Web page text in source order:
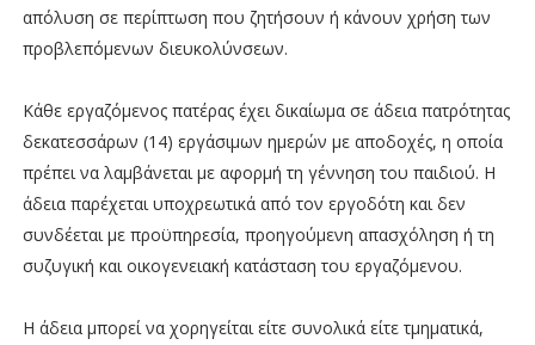
απόλυση σε περίπτωση που ζητήσουν ή κάνουν χρήση των
προβλεπόμενων διευκολύνσεων.
Κάθε εργαζόμενος πατέρας έχει δικαίωμα σε άδεια πατρότητας
δεκατεσσάρων (14) εργάσιμων ημερών με αποδοχές, η οποία
πρέπει να λαμβάνεται με αφορμή τη γέννηση του παιδιού. Η
άδεια παρέχεται υποχρεωτικά από τον εργοδότη και δεν
συνδέεται με προϋπηρεσία, προηγούμενη απασχόληση ή τη
συζυγική και οικογενειακή κατάσταση του εργαζόμενου.
Η άδεια μπορεί να χορηγείται είτε συνολικά είτε τμηματικά,